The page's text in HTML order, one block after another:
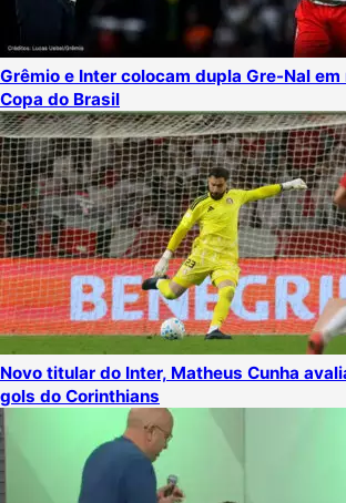
Grêmio e Inter colocam dupla Gre-Nal
Copa do Brasil
Novo titular do Inter, Matheus Cunha
gols do Corinthians